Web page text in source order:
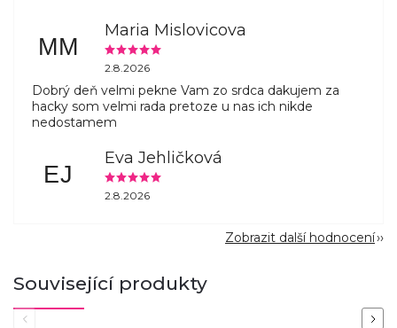
MM
Maria Mislovicova
2.8.2026
Dobrý deň velmi pekne Vam zo srdca dakujem za
hacky som velmi rada pretoze u nas ich nikde
nedostamem
EJ
Eva Jehličková
2.8.2026
Zobrazit další hodnocení
Související produkty
Previous Next